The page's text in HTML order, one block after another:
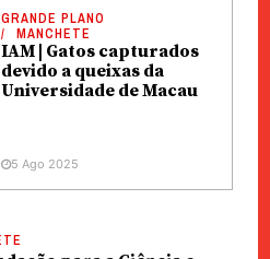
GRANDE PLANO
MANCHETE
IAM | Gatos capturados
devido a queixas da
Universidade de Macau
5 Ago 2025